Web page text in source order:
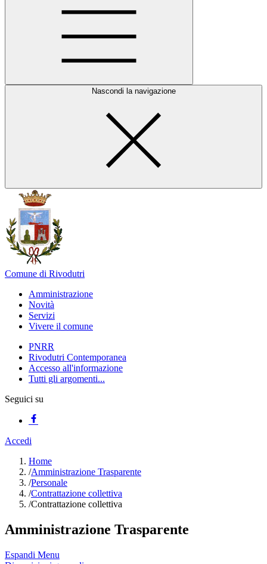
Nascondi la navigazione
Comune di Rivodutri
Amministrazione
Novità
Servizi
Vivere il comune
PNRR
Rivodutri Contemporanea
Accesso all'informazione
Tutti gli argomenti...
Seguici su
Accedi
Home
/Amministrazione Trasparente
/Personale
/Contrattazione collettiva
/Contrattazione collettiva
Amministrazione Trasparente
Espandi Menu